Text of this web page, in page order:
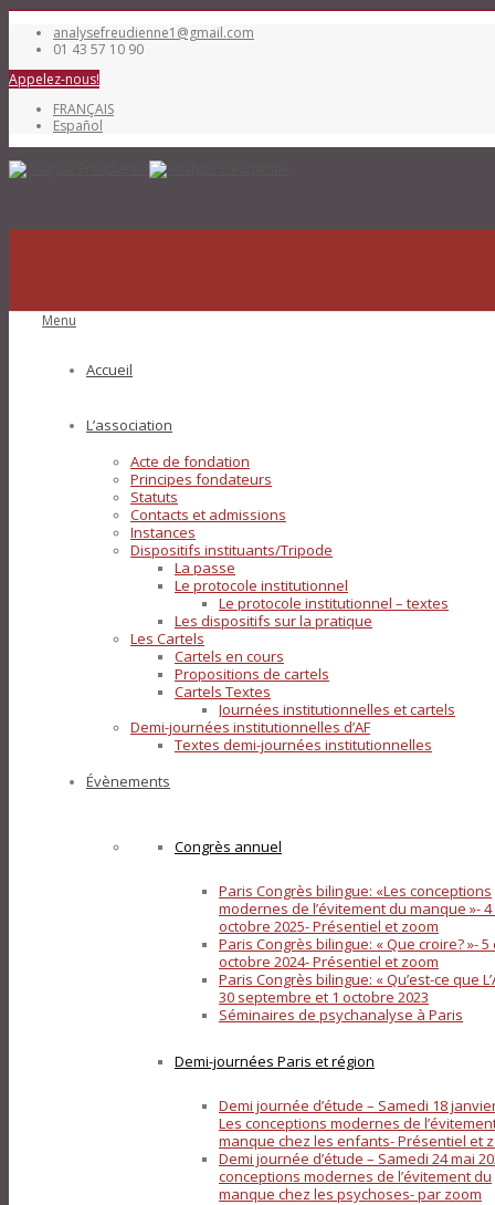
analysefreudienne1@gmail.com
01 43 57 10 90
Appelez-nous!
FRANÇAIS
Español
Menu
Accueil
L’association
Acte de fondation
Principes fondateurs
Statuts
Contacts et admissions
Instances
Dispositifs instituants/Tripode
La passe
Le protocole institutionnel
Le protocole institutionnel – textes
Les dispositifs sur la pratique
Les Cartels
Cartels en cours
Propositions de cartels
Cartels Textes
Journées institutionnelles et cartels
Demi-journées institutionnelles d’AF
Textes demi-journées institutionnelles
Évènements
Congrès annuel
Paris Congrès bilingue: «Les conceptions
modernes de l’évitement du manque »- 4
octobre 2025- Présentiel et zoom
Paris Congrès bilingue: « Que croire? »- 5
octobre 2024- Présentiel et zoom
Paris Congrès bilingue: « Qu’est-ce que
30 septembre et 1 octobre 2023
Séminaires de psychanalyse à Paris
Demi-journées Paris et région
Demi journée d’étude – Samedi 18
Les conceptions modernes de
manque chez les enfants- Présentiel et
Demi journée d’étude – Samedi 24 mai
conceptions modernes de l’évitement du
manque chez les psychoses- par zoom